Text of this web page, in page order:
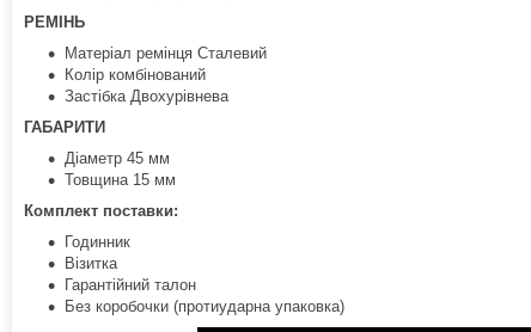
РЕМІНЬ
Матеріал ремінця Сталевий
Колір комбінований
Застібка Двохурівнева
ГАБАРИТИ
Діаметр 45 мм
Товщина 15 мм
Комплект поставки:
Годинник
Візитка
Гарантійний талон
Без коробочки (протиударна упаковка)